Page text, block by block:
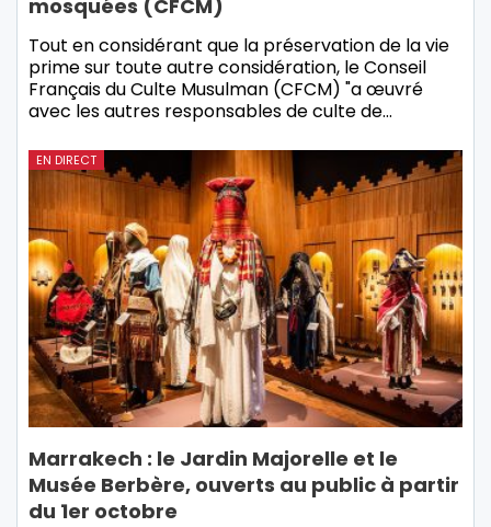
mosquées (CFCM)
Tout en considérant que la préservation de la vie
prime sur toute autre considération, le Conseil
Français du Culte Musulman (CFCM) "a œuvré
avec les autres responsables de culte de…
EN DIRECT
Marrakech : le Jardin Majorelle et le
Musée Berbère, ouverts au public à partir
du 1er octobre